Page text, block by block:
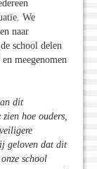
We
naar
school delen
meegenomen
dit
hoe ouders,
geloven dat dit
school